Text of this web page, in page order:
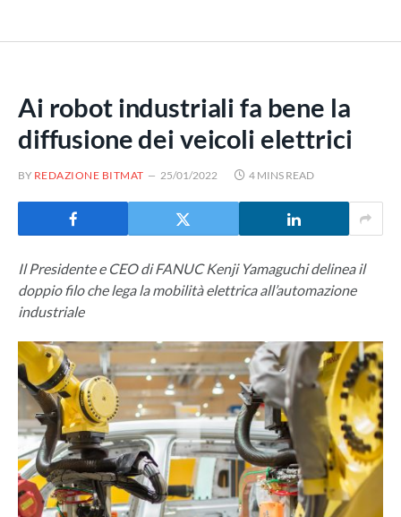
Ai robot industriali fa bene la
diffusione dei veicoli elettrici
BY REDAZIONE BITMAT 25/01/2022 4 MINS READ
Il Presidente e CEO di FANUC Kenji Yamaguchi delinea il
doppio filo che lega la mobilità elettrica all’automazione
industriale